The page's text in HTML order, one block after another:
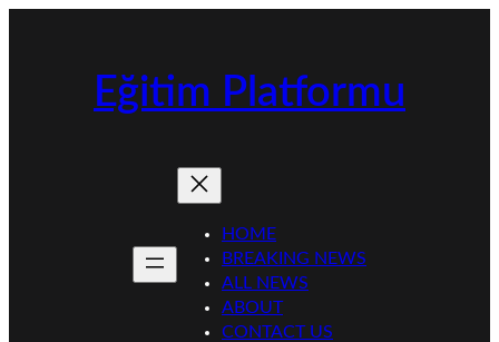
Eğitim Platformu
HOME
BREAKING NEWS
ALL NEWS
ABOUT
CONTACT US